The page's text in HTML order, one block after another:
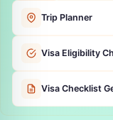
Trip Planner
Visa Eligibility
Visa Checklist